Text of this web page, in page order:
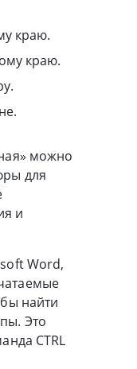
краю.
краю.
можно
для
и
Word,
найти
Это
CTRL